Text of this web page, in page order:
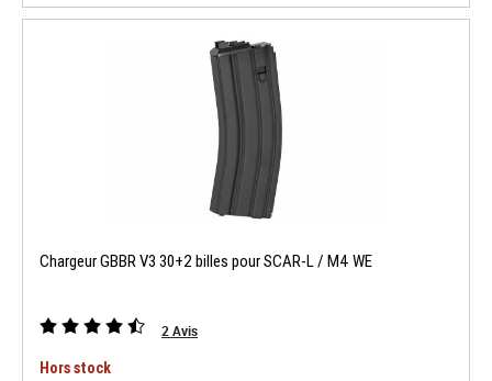
Chargeur GBBR V3 30+2 billes pour SCAR-L / M4 WE
2Avis
Hors stock